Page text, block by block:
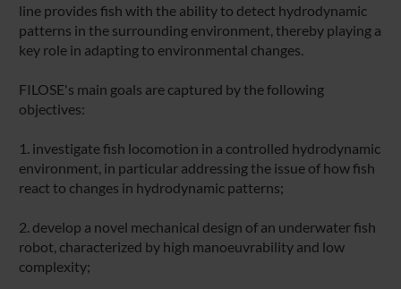
line provides fish with the ability to detect hydrodynamic
patterns in the surrounding environment, thereby playing a
key role in adapting to environmental changes.
FILOSE's main goals are captured by the following
objectives:
1. investigate fish locomotion in a controlled hydrodynamic
environment, in particular addressing the issue of how fish
react to changes in hydrodynamic patterns;
2. develop a novel mechanical design of an underwater fish
robot, characterized by high manoeuvrability and low
complexity;